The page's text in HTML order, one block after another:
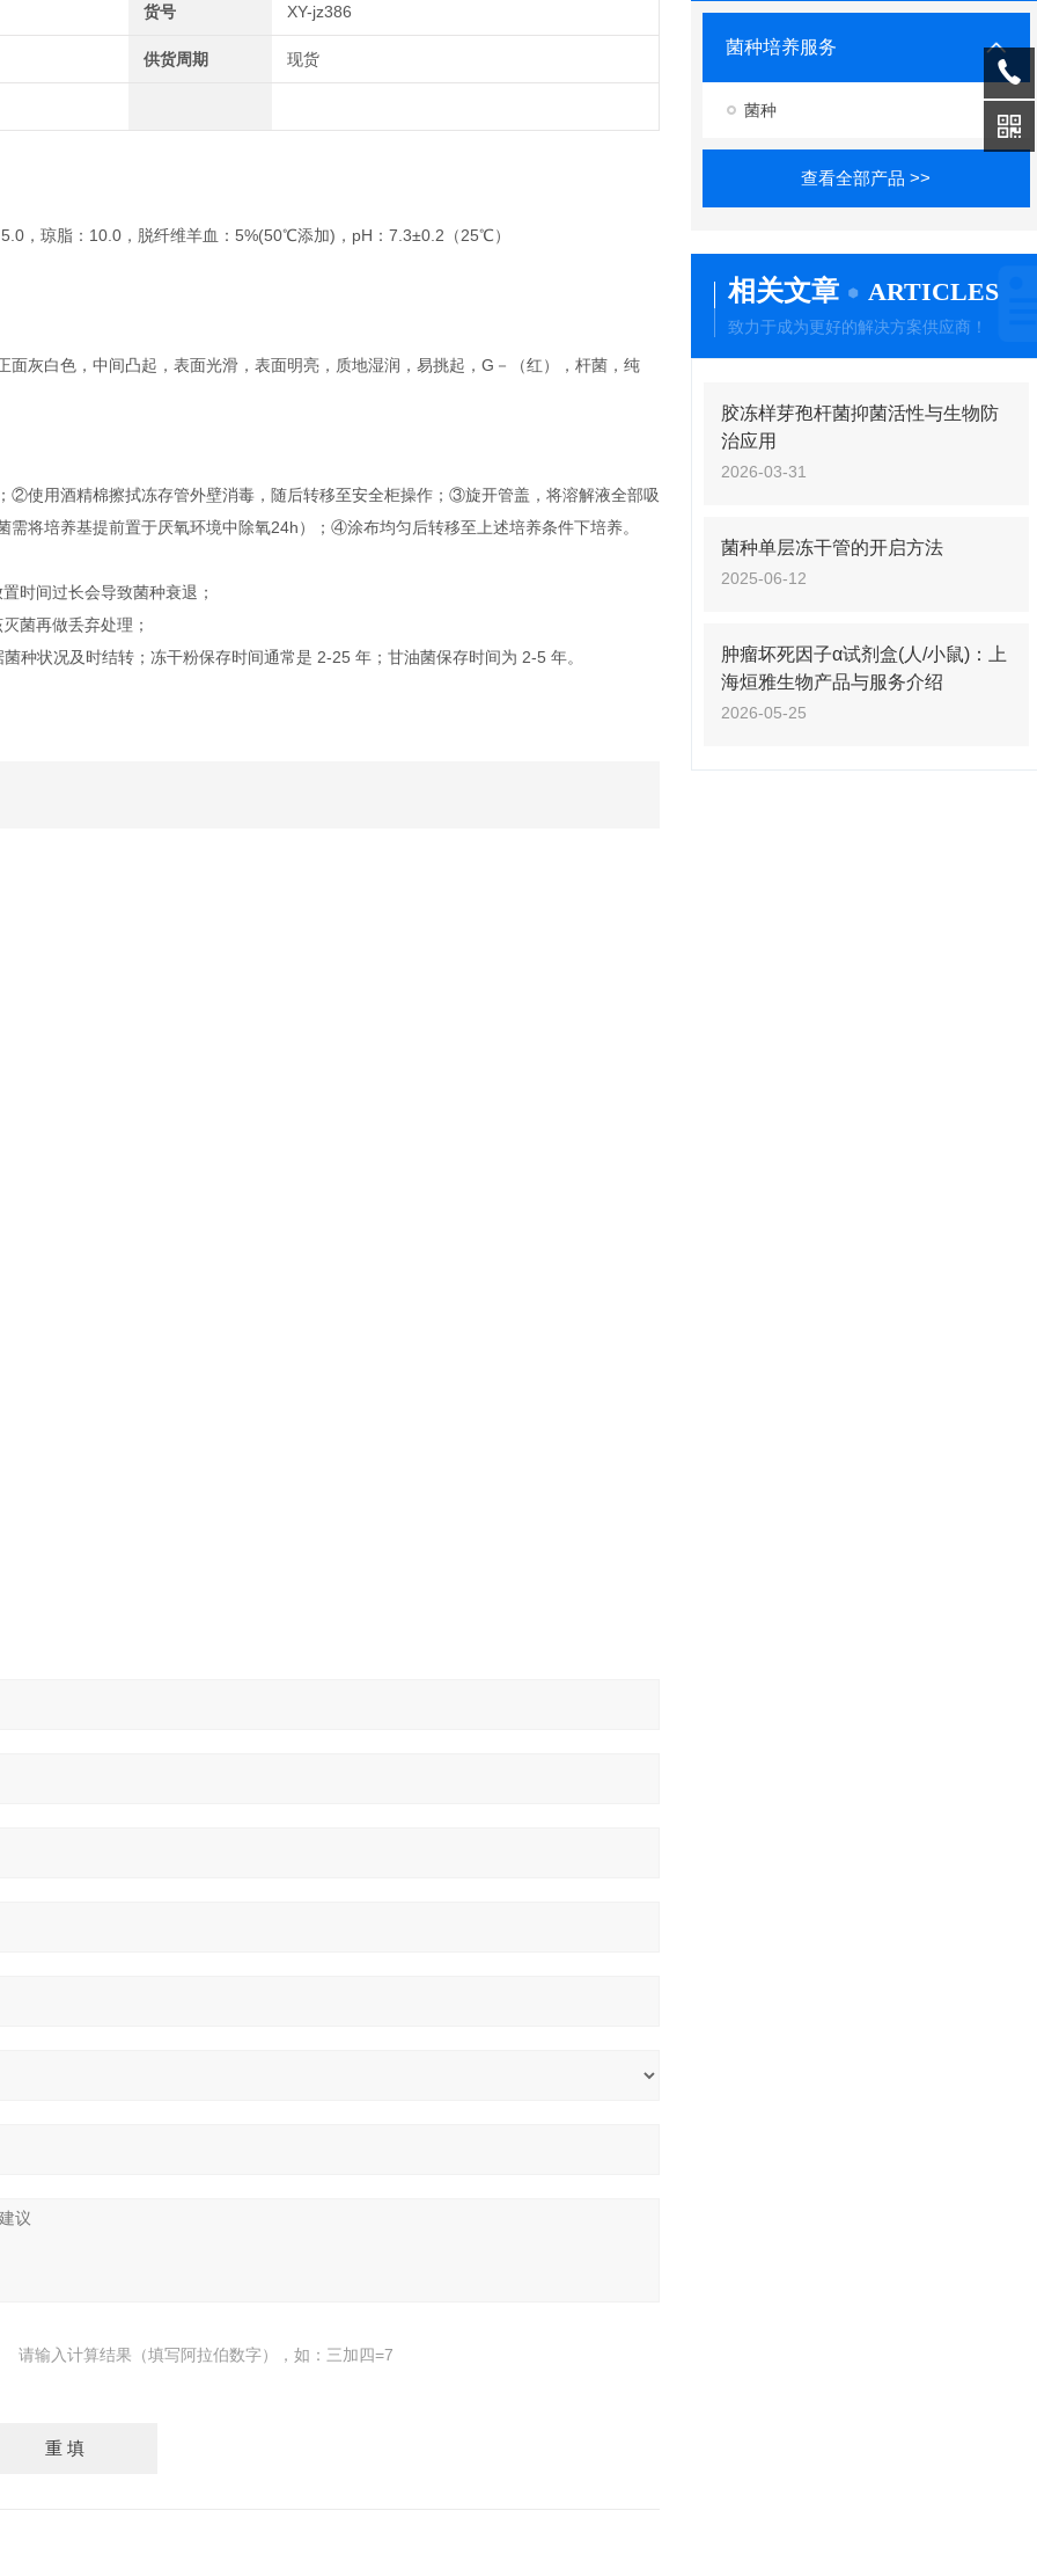
货号 XY-jz386
供货周期 现货
，琼脂：10.0，脱纤维羊血：5%(50℃添加)，pH：7.3±0.2（25℃）
灰白色，中间凸起，表面光滑，表面明亮，质地湿润，易挑起，G－（红），杆菌，纯
使用酒精棉擦拭冻存管外壁消毒，随后转移至安全柜操作；③旋开管盖，将溶解液全部吸
将培养基提前置于厌氧环境中除氧24h）；④涂布均匀后转移至上述培养条件下培养。
时间过长会导致菌种衰退；
菌再做丢弃处理；
种状况及时结转；冻干粉保存时间通常是 2-25 年；甘油菌保存时间为 2-5 年。
请输入计算结果（填写阿拉伯数字），如：三加四=7
菌种培养服务
菌种
查看全部产品 >>
相关文章 ARTICLES
致力于成为更好的解决方案供应商！
胶冻样芽孢杆菌抑菌活性与生物防
治应用
2026-03-31
菌种单层冻干管的开启方法
2025-06-12
肿瘤坏死因子α试剂盒(人/小鼠)：上
海烜雅生物产品与服务介绍
2026-05-25